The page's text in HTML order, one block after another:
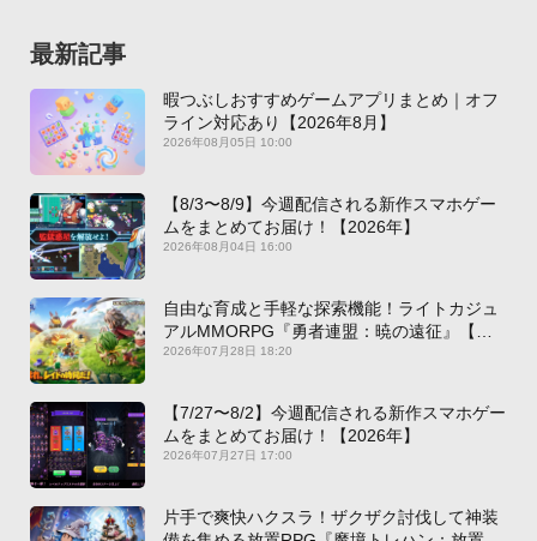
最新記事
暇つぶしおすすめゲームアプリまとめ｜オフ
ライン対応あり【2026年8月】
2026年08月05日 10:00
【8/3〜8/9】今週配信される新作スマホゲー
ムをまとめてお届け！【2026年】
2026年08月04日 16:00
自由な育成と手軽な探索機能！ライトカジュ
アルMMORPG『勇者連盟：暁の遠征』【最
新作PICKUP】
2026年07月28日 18:20
【7/27〜8/2】今週配信される新作スマホゲー
ムをまとめてお届け！【2026年】
2026年07月27日 17:00
片手で爽快ハクスラ！ザクザク討伐して神装